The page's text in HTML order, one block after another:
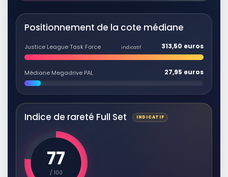
Positionnement de la cote médiane
Justice League Task Force indicatif 313,50 euros
Médiane Megadrive PAL 27,95 euros
Indice de rareté Full Set INDICATIF
77
/ 100